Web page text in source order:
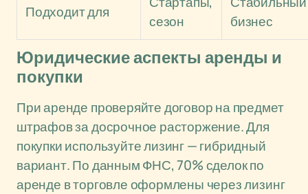
Подходит для
сезон
бизнес
Юридические аспекты аренды и
покупки
При аренде проверяйте договор на предмет
штрафов за досрочное расторжение. Для
покупки используйте лизинг — гибридный
вариант. По данным ФНС, 70% сделок по
аренде в торговле оформлены через лизинг